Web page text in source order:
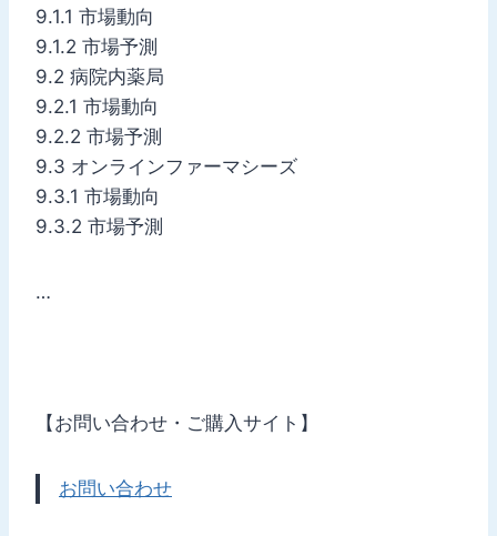
9.1.1 市場動向
9.1.2 市場予測
9.2 病院内薬局
9.2.1 市場動向
9.2.2 市場予測
9.3 オンラインファーマシーズ
9.3.1 市場動向
9.3.2 市場予測
…
【お問い合わせ・ご購入サイト】
お問い合わせ